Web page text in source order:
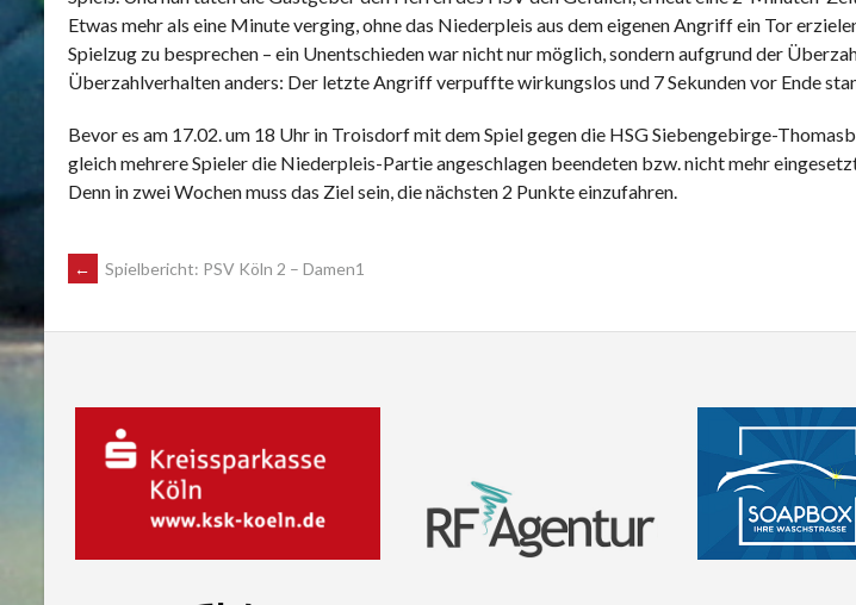
Etwas mehr als eine Minute verging, ohne das Niederpleis aus dem eigenen Angriff ein Tor
Spielzug zu besprechen – ein Unentschieden war nicht nur möglich, sondern aufgrund der
Überzahlverhalten anders: Der letzte Angriff verpuffte wirkungslos und 7 Sekunden vor Ende
Bevor es am 17.02. um 18 Uhr in Troisdorf mit dem Spiel gegen die HSG Siebengebirge-
gleich mehrere Spieler die Niederpleis-Partie angeschlagen beendeten bzw. nicht mehr
Denn in zwei Wochen muss das Ziel sein, die nächsten 2 Punkte einzufahren.
POST
NAVIGATION
← Spielbericht: PSV Köln 2 – Damen1